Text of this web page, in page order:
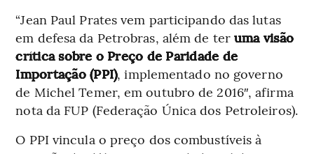
“Jean Paul Prates vem participando das lutas
em defesa da Petrobras, além de ter uma visão
crítica sobre o Preço de Paridade de
Importação (PPI), implementado no governo
de Michel Temer, em outubro de 2016″, afirma
nota da FUP (Federação Única dos Petroleiros).
O PPI vincula o preço dos combustíveis à